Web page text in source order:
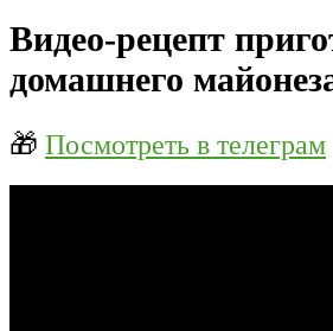
Видео-рецепт
домашнего
🎁 Посмотреть в телеграм